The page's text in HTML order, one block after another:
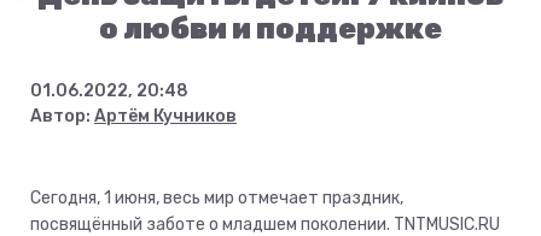
о любви и поддержке
01.06.2022, 20:48
Автор: Артём Кучников
Сегодня, 1 июня, весь мир отмечает праздник,
посвящённый заботе о младшем поколении. TNTMUSIC.RU